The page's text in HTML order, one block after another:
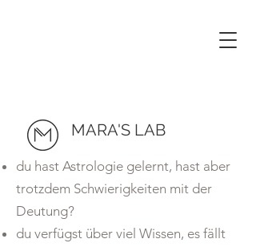
MARA'S LAB
du hast Astrologie gelernt, hast aber
trotzdem Schwierigkeiten mit der
Deutung?
du verfügst über viel Wissen, es fällt